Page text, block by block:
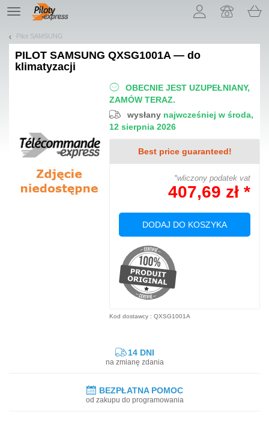
TE
navigation
Pilot SAMSUNG
PILOT SAMSUNG QXSG1001A — do
klimatyzacji
OBECNIE JEST UZUPEŁNIANY,
ZAMÓW TERAZ.
wysłany najwcześniej w środa,
12 sierpnia 2026
Best price guaranteed!
*wliczony podatek vat
407,69 zł *
DODAJ DO KOSZYKA
Kod dostawcy : QXSG1001A
14 DNI
na zmianę zdania
BEZPŁATNA POMOC
od zakupu do programowania
Pozwól, że przedstawimy nasze ciasteczka!